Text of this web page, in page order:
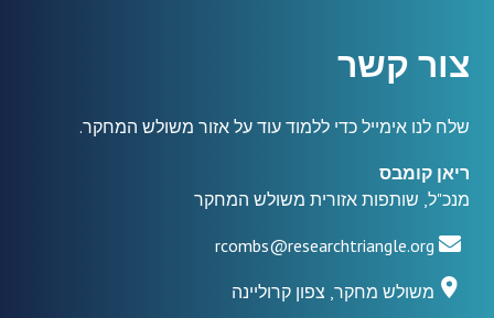
צור קשר
שלח לנו אימייל כדי ללמוד עוד על אזור משולש המחקר.
ריאן קומבס
מנכ"ל, שותפות אזורית משולש המחקר
rcombs@researchtriangle.org
משולש מחקר, צפון קרוליינה